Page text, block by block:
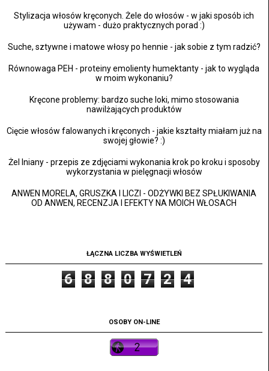
Stylizacja włosów kręconych. Żele do włosów - w jaki sposób ich
używam - dużo praktycznych porad :)
Suche, sztywne i matowe włosy po hennie - jak sobie z tym radzić?
Równowaga PEH - proteiny emolienty humektanty - jak to wygląda
w moim wykonaniu?
Kręcone problemy: bardzo suche loki, mimo stosowania
nawilżających produktów
Cięcie włosów falowanych i kręconych - jakie kształty miałam już na
swojej głowie? :)
Żel lniany - przepis ze zdjęciami wykonania krok po kroku i sposoby
wykorzystania w pielęgnacji włosów
ANWEN MORELA, GRUSZKA I LICZI - ODŻYWKI BEZ SPŁUKIWANIA
OD ANWEN, RECENZJA I EFEKTY NA MOICH WŁOSACH
ŁĄCZNA LICZBA WYŚWIETLEŃ
6 8 8 0 7 2 4
OSOBY ON-LINE